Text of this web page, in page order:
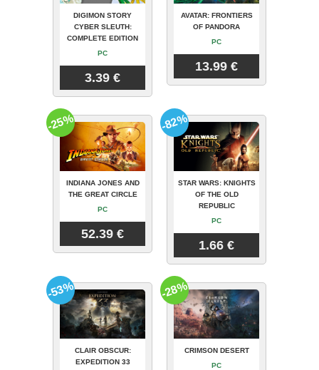
DIGIMON STORY
CYBER SLEUTH:
COMPLETE EDITION
PC
3.39 €
AVATAR: FRONTIERS
OF PANDORA
PC
13.99 €
INDIANA JONES AND
THE GREAT CIRCLE
PC
52.39 €
-25%
STAR WARS: KNIGHTS
OF THE OLD
REPUBLIC
PC
1.66 €
-82%
CLAIR OBSCUR:
EXPEDITION 33
-53%
CRIMSON DESERT
PC
-28%